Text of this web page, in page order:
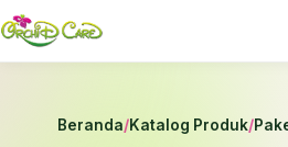
Beranda/Katalog Produk/